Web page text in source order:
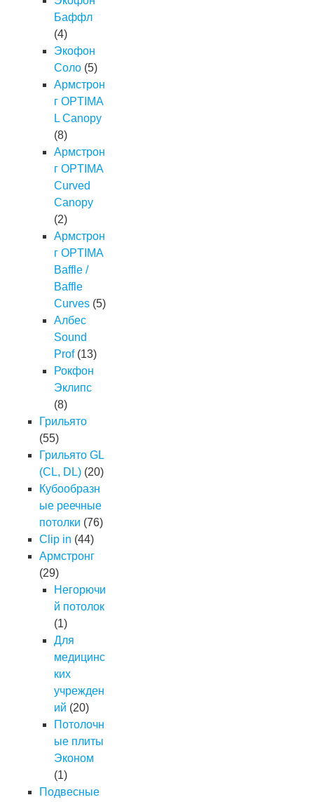
Баффл
(4)
Экофон
Соло (5)
Армстрон
г OPTIMA
L Canopy
(8)
Армстрон
г OPTIMA
Curved
Canopy
(2)
Армстрон
г OPTIMA
Baffle /
Baffle
Curves (5)
Албес
Sound
Prof (13)
Рокфон
Эклипс
(8)
Грильято
(55)
Грильято GL
(CL, DL) (20)
Кубообразн
ые реечные
потолки (76)
Clip in (44)
Армстронг
(29)
Негорючи
й потолок
(1)
Для
медицинс
ких
учрежден
ий (20)
Потолочн
ые плиты
Эконом
(1)
Подвесные